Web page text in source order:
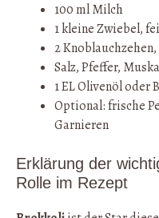
100 ml Milch
1 kleine Zwiebel,
2
Salz, Pfeffer,
1 EL Olivenöl oder
Optional: frische
Garnieren
Erklärung der
Rolle im Rezept